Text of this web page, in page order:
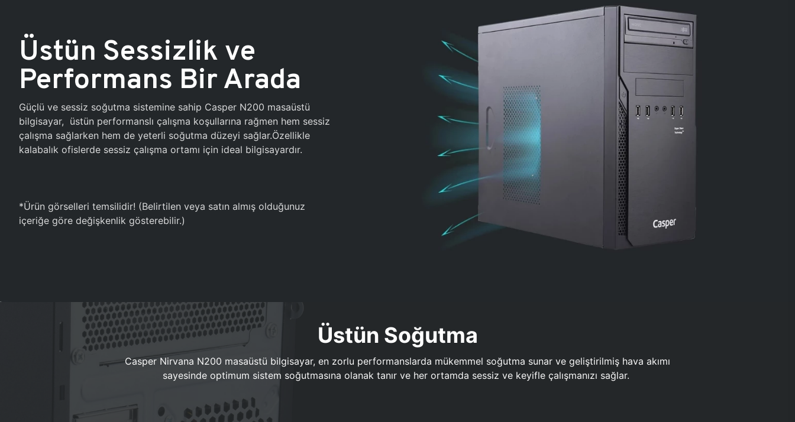
Üstün Sessizlik ve
Performans Bir Arada
Güçlü ve sessiz soğutma sistemine sahip Casper N200 masaüstü
bilgisayar, üstün performanslı çalışma koşullarına rağmen hem sessiz
çalışma sağlarken hem de yeterli soğutma düzeyi sağlar.Özellikle
kalabalık ofislerde sessiz çalışma ortamı için ideal bilgisayardır.
*Ürün görselleri temsilidir! (Belirtilen veya satın almış olduğunuz
içeriğe göre değişkenlik gösterebilir.)
Üstün Soğutma
Casper Nirvana N200 masaüstü bilgisayar, en zorlu performanslarda mükemmel soğutma sunar ve geliştirilmiş hava akımı
sayesinde optimum sistem soğutmasına olanak tanır ve her ortamda sessiz ve keyifle çalışmanızı sağlar.